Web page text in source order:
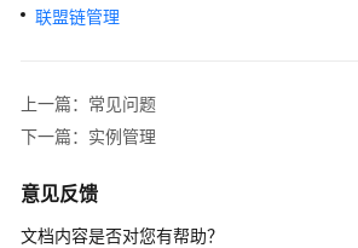
费
快
速
门
联盟链管理
上一篇：常见问题
下一篇：实例管理
意见反馈
文档内容是否对您有帮助？